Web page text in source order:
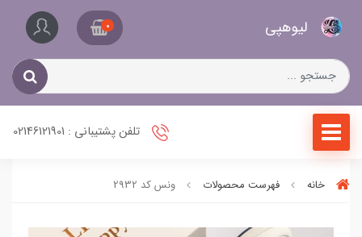
لیو‌هپی 0
تلفن پشتیبانی : 02146121901
خانه فهرست محصولات ونس کد 2932